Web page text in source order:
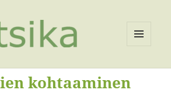
VIMPAIMET
kohtaaminen